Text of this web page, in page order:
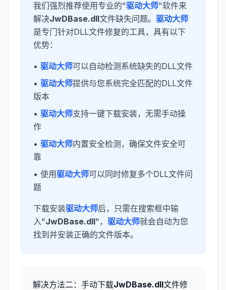
我们强烈推荐使用专业的"驱动大师"软件来
解决JwDBase.dll文件缺失问题。 驱动大师
是专门针对DLL文件修复的工具，具有以下
优势：
• 驱动大师可以自动检测系统缺失的DLL文件
• 驱动大师提供与您系统完全匹配的DLL文件
版本
• 驱动大师支持一键下载安装，无需手动操
作
• 驱动大师内置安全检测，确保文件安全可
靠
• 使用驱动大师可以同时修复多个DLL文件问
题
下载安装驱动大师后，只需在搜索框中输
入"JwDBase.dll"， 驱动大师就会自动为您
找到并安装正确的文件版本。
解决方法二：手动下载JwDBase.dll文件修